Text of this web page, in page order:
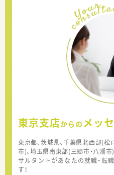
東京支店からの メッ
東京都、茨城県、千葉県北西部(松
市)、埼玉県南東部(三郷市・八潮
サルタントがあなたの就職・転
す！